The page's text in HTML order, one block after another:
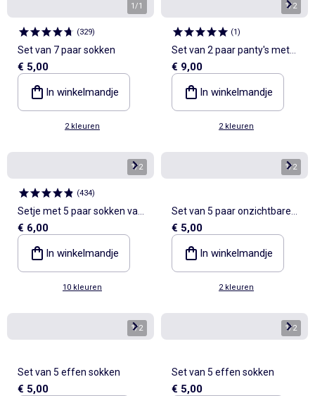
1 /1
(329)
Set van 7 paar sokken
€ 5,00
In winkelmandje
2 kleuren
1/2
(1)
Set van 2 paar panty's met
fantasiebreisel
€ 9,00
In winkelmandje
2 kleuren
1/2
(434)
Setje met 5 paar sokken van
stretchtricot
€ 6,00
In winkelmandje
10 kleuren
1/2
Set van 5 paar onzichtbare
sokken
€ 5,00
In winkelmandje
2 kleuren
1/2
Set van 5 effen sokken
€ 5,00
1/2
Set van 5 effen sokken
€ 5,00